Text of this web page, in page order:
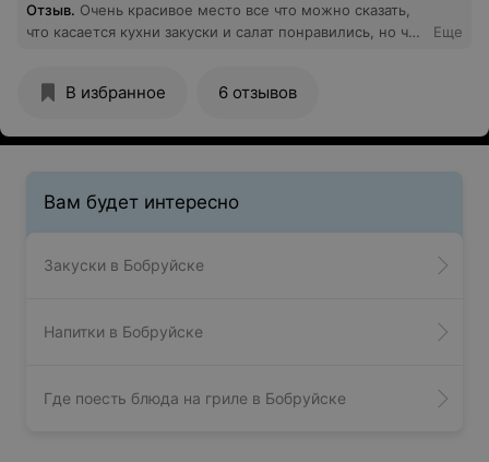
Отзыв. Очень красивое место все что можно сказать,
что касается кухни закуски и салат понравились, но что
жаркую пагоду (обещали работающий кондиционер,
не работал, всем было очень жарко там и сидеть было
воскресение)и нас никто заранее не предупредил.
персонала очень вежливые знают свою работу.
Еще
В избранное 6 отзывов
Вам будет интересно
Закуски в Бобруйске
Напитки в Бобруйске
Где поесть блюда на гриле в Бобруйске